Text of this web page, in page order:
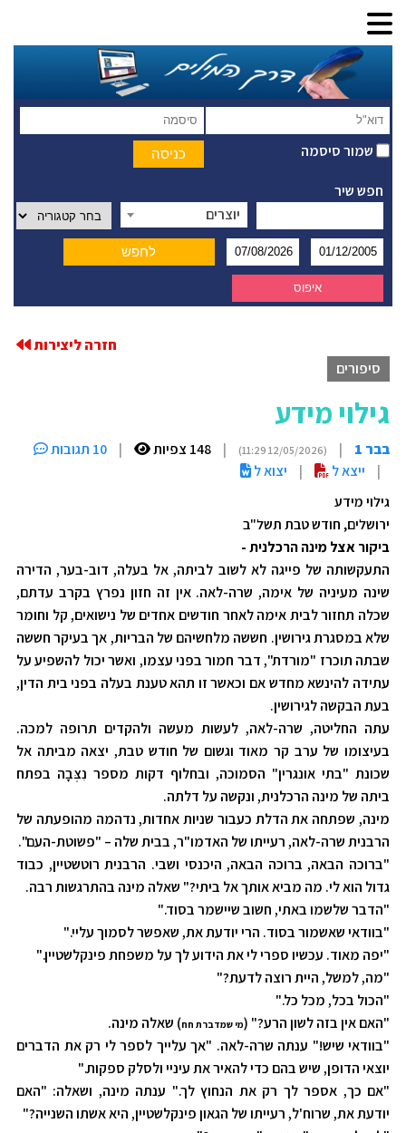
שמור סיסמה
חפש שיר
יוצרים
חזרה ליצירות
סיפורים
גילוי מידע
בבר 1 |
(12/05/2026 11:29)
| 148 צפיות |
10 תגובות
|
ייצא ל | יצוא ל
גילוי מידע
ירושלים, חודש טבת תשל"ב
ביקור אצל מינה הרכלנית -
התעקשותה של פייגה לא לשוב לביתה, אל בעלה, דוב-בער, הדירה
שינה מעיניה של אימה, שרה-לאה. אין זה חזון נפרץ בקרב עדתם,
שכלה תחזור לבית אימה לאחר חודשים אחדים של נישואים, קל וחומר
שלא במסגרת גירושין. חששה מלחשיהם של הבריות, אך בעיקר חששה
שבתה תוכרז "מורדת", דבר חמור בפני עצמו, ואשר יכול להשפיע על
עתידה להינשא מחדש אם וכאשר זו תהא טענת בעלה בפני בית הדין,
בעת הבקשה לגירושין.
עתה החליטה, שרה-לאה, לעשות מעשה ולהקדים תרופה למכה.
בעיצומו של ערב קר מאוד וגשום של חודש טבת, יצאה מביתה אל
שכונת "בתי אונגרין" הסמוכה, ובחלוף דקות מספר נִצְּבָה בפתח
ביתה של מינה הרכלנית, ונקשה על דלתה.
מינה, שפתחה את הדלת כעבור שניות אחדות, נדהמה מהופעתה של
הרבנית שרה-לאה, רעייתו של האדמו"ר, בבית שלה – "פשוטת-העם".
"ברוכה הבאה, ברוכה הבאה, היכנסי ושבי. הרבנית רוטשטיין, כבוד
גדול הוא לי. מה מביא אותך אל ביתי?" שאלה מינה בהתרגשות רבה.
"הדבר שלשמו באתי, חשוב שיישמר בסוד."
"בוודאי שאשמור בסוד. הרי יודעת את, שאפשר לסמוך עליי."
"יפה מאוד. עכשיו ספרי לי את הידוע לך על משפחת פינקלשטיין."
"מה, למשל, היית רוצה לדעת?"
"הכול בכל, מכל כל."
"האם אין בזה לשון הרע?" (מי שמדברת חח) שאלה מינה.
"בוודאי שיש!" ענתה שרה-לאה. "אך עלייך לספר לי רק את הדברים
יוצאי הדופן, שיש בהם כדי להאיר את עיניי ולסלק ספקות."
"אם כך, אספר לך רק את הנחוץ לך." ענתה מינה, ושאלה: "האם
יודעת את, שרוח'ל, רעייתו של הגאון פינקלשטיין, היא אשתו השנייה?"